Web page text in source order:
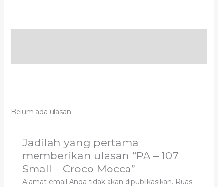
Belum ada ulasan.
Jadilah yang pertama
memberikan ulasan “PA – 107
Small – Croco Mocca”
Alamat email Anda tidak akan dipublikasikan. Ruas